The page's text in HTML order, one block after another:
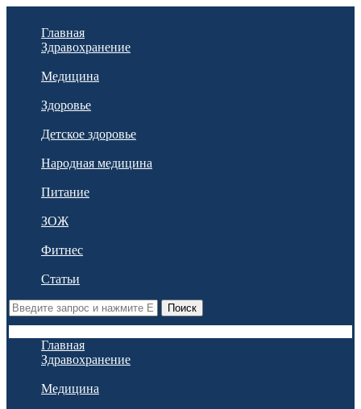
Главная
Здравохранение
Медицина
Здоровье
Детское здоровье
Народная медицина
Питание
ЗОЖ
Фитнес
Статьи
Поиск
Главная
Здравохранение
Медицина